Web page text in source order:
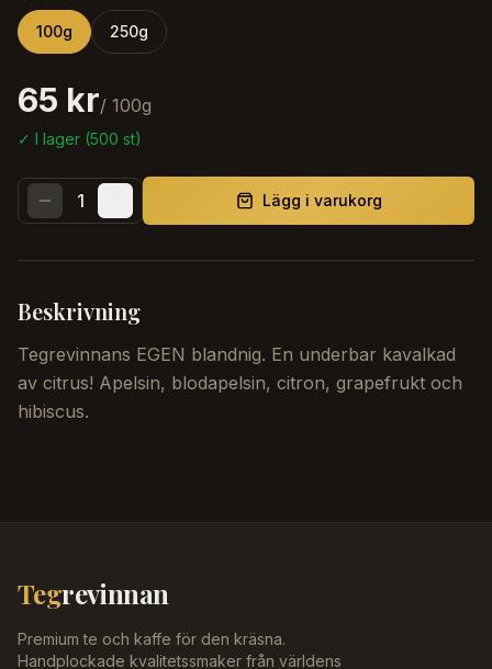
100g 250g
65 kr/ 100g
✓ I lager (500 st)
1 Lägg i varukorg
Beskrivning
Tegrevinnans EGEN blandnig. En underbar kavalkad
av citrus! Apelsin, blodapelsin, citron, grapefrukt och
hibiscus.
Tegrevinnan
Premium te och kaffe för den kräsna.
Handplockade kvalitetssmaker från världens